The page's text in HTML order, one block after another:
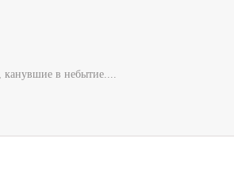
канувшие в небытие....